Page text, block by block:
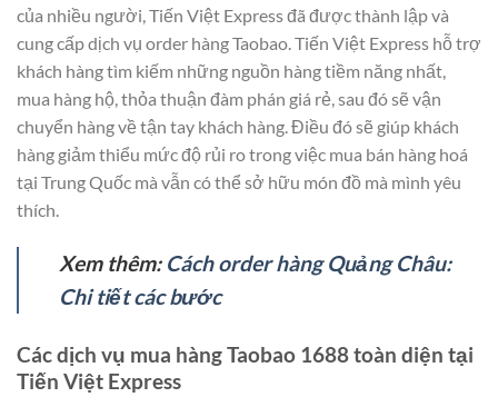
của nhiều người, Tiến Việt Express đã được thành lập và
cung cấp dịch vụ order hàng Taobao. Tiến Việt Express hỗ trợ
khách hàng tìm kiếm những nguồn hàng tiềm năng nhất,
mua hàng hộ, thỏa thuận đàm phán giá rẻ, sau đó sẽ vận
chuyển hàng về tận tay khách hàng. Điều đó sẽ giúp khách
hàng giảm thiểu mức độ rủi ro trong việc mua bán hàng hoá
tại Trung Quốc mà vẫn có thể sở hữu món đồ mà mình yêu
thích.
Xem thêm: Cách order hàng Quảng Châu:
Chi tiết các bước
Các dịch vụ mua hàng Taobao 1688 toàn diện tại
Tiến Việt Express